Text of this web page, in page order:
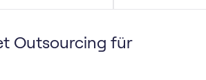
Outsourcing für